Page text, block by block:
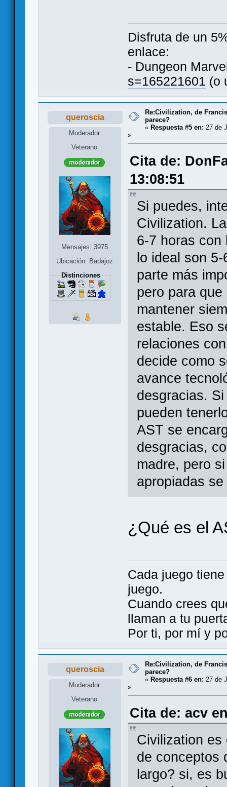
Disfruta de un
enlace:
- Dungeon
s=165221601 (o
queroscia
Moderador
Veterano
Mensajes: 3975
Ubicación: Badajoz
Distinciones
Re:Civilization, de
parece?
« Respuesta #5 en: 27 de
»
Cita de:
13:08:51
Si puedes,
Civilization.
6-7 horas con
lo ideal son
parte más
pero para
mantener
estable. Eso
relaciones
decide como
avance
desgracias.
pueden
AST se
desgracias,
madre, pero
apropiadas
¿Qué es el
Cada juego
juego.
Cuando crees
llaman a tu
Por ti, por mí y
queroscia
Moderador
Veterano
Re:Civilization, de
parece?
« Respuesta #6 en: 27 de
»
Cita de: acv
Civilization es
de conceptos
largo? si, es